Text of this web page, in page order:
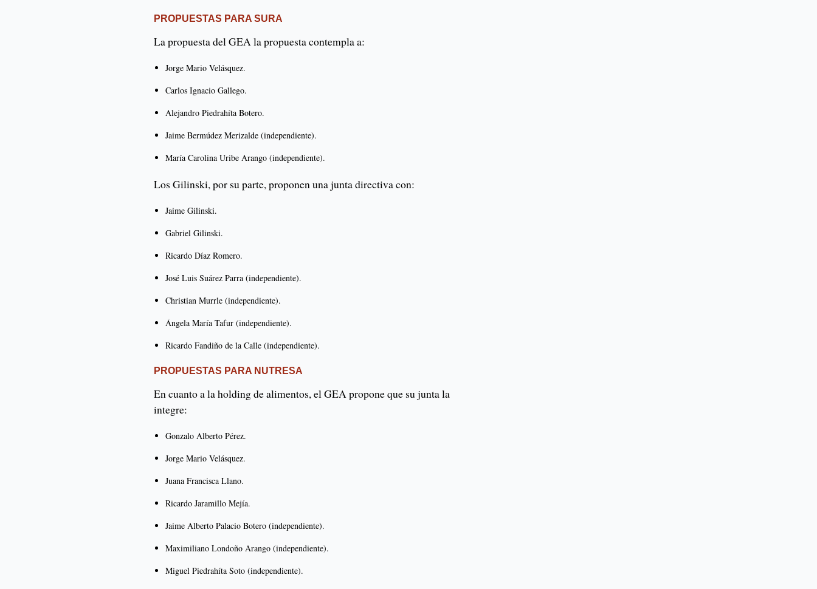
PROPUESTAS PARA SURA
La propuesta del GEA la propuesta contempla a:
Jorge Mario Velásquez.
Carlos Ignacio Gallego.
Alejandro Piedrahíta Botero.
Jaime Bermúdez Merizalde (independiente).
María Carolina Uribe Arango (independiente).
Los Gilinski, por su parte, proponen una junta directiva con:
Jaime Gilinski.
Gabriel Gilinski.
Ricardo Díaz Romero.
José Luis Suárez Parra (independiente).
Christian Murrle (independiente).
Ángela María Tafur (independiente).
Ricardo Fandiño de la Calle (independiente).
PROPUESTAS PARA NUTRESA
En cuanto a la holding de alimentos, el GEA propone que su junta la
integre:
Gonzalo Alberto Pérez.
Jorge Mario Velásquez.
Juana Francisca Llano.
Ricardo Jaramillo Mejía.
Jaime Alberto Palacio Botero (independiente).
Maximiliano Londoño Arango (independiente).
Miguel Piedrahíta Soto (independiente).